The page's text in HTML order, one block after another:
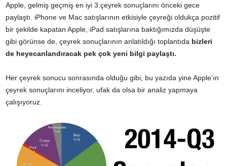
Apple, gelmiş geçmiş en iyi 3.çeyrek sonuçlarını önceki gece
paylaştı. iPhone ve Mac satışlarının etkisiyle çeyreği oldukça pozitif
bir şekilde kapatan Apple, iPad satışlarına baktığımızda düşüşte
gibi görünse de, çeyrek sonuçlarının anlatıldığı toplantıda bizleri
de heyecanlandıracak pek çok yeni bilgi paylaştı.
Her çeyrek sonucu sonrasında olduğu gibi, bu yazıda yine Apple’ın
çeyrek sonuçlarını inceliyor, ufak da olsa bir analiz yapmaya
çalışıyoruz.